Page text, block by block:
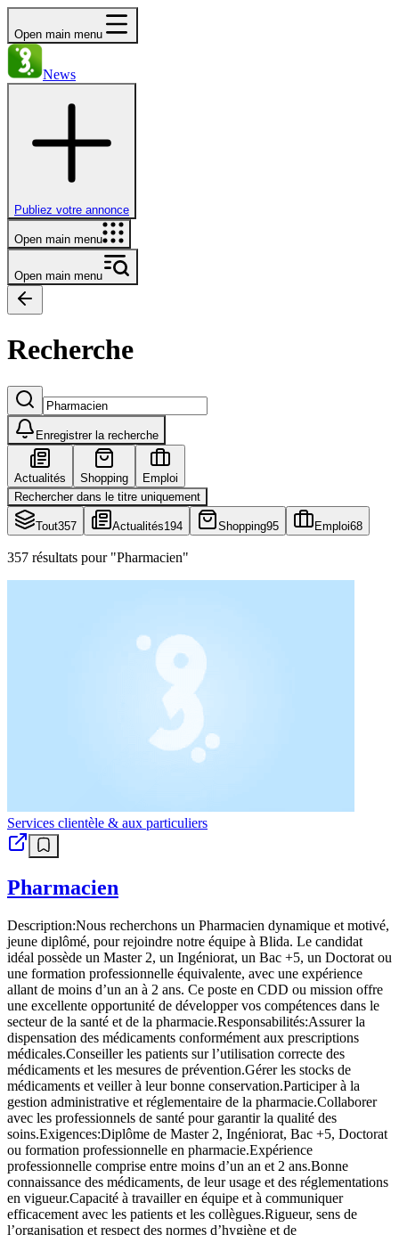
Open main menu
News
Publiez votre annonce
Open main menu
Open main menu
Recherche
Enregistrer la recherche
Actualités Shopping
Emploi
Rechercher dans le titre uniquement
Tout357 Actualités194 Shopping95 Emploi68
357 résultats pour "Pharmacien"
Services clientèle & aux particuliers
Pharmacien
Description:Nous recherchons un Pharmacien dynamique et motivé,
jeune diplômé, pour rejoindre notre équipe à Blida. Le candidat
idéal possède un Master 2, un Ingéniorat, un Bac +5, un Doctorat ou
une formation professionnelle équivalente, avec une expérience
allant de moins d’un an à 2 ans. Ce poste en CDD ou mission offre
une excellente opportunité de développer vos compétences dans le
secteur de la santé et de la pharmacie.Responsabilités:Assurer la
dispensation des médicaments conformément aux prescriptions
médicales.Conseiller les patients sur l’utilisation correcte des
médicaments et les mesures de prévention.Gérer les stocks de
médicaments et veiller à leur bonne conservation.Participer à la
gestion administrative et réglementaire de la pharmacie.Collaborer
avec les professionnels de santé pour garantir la qualité des
soins.Exigences:Diplôme de Master 2, Ingéniorat, Bac +5, Doctorat
ou formation professionnelle en pharmacie.Expérience
professionnelle comprise entre moins d’un an et 2 ans.Bonne
connaissance des médicaments, de leur usage et des réglementations
en vigueur.Capacité à travailler en équipe et à communiquer
efficacement avec les patients et les collègues.Rigueur, sens de
l’organisation et respect des normes d’hygiène et de